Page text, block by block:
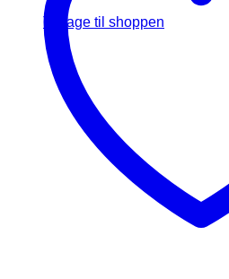
Tilbage til shoppen